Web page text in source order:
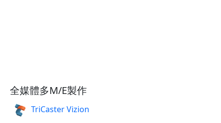
全媒體多M/E製作
TriCaster Vizion